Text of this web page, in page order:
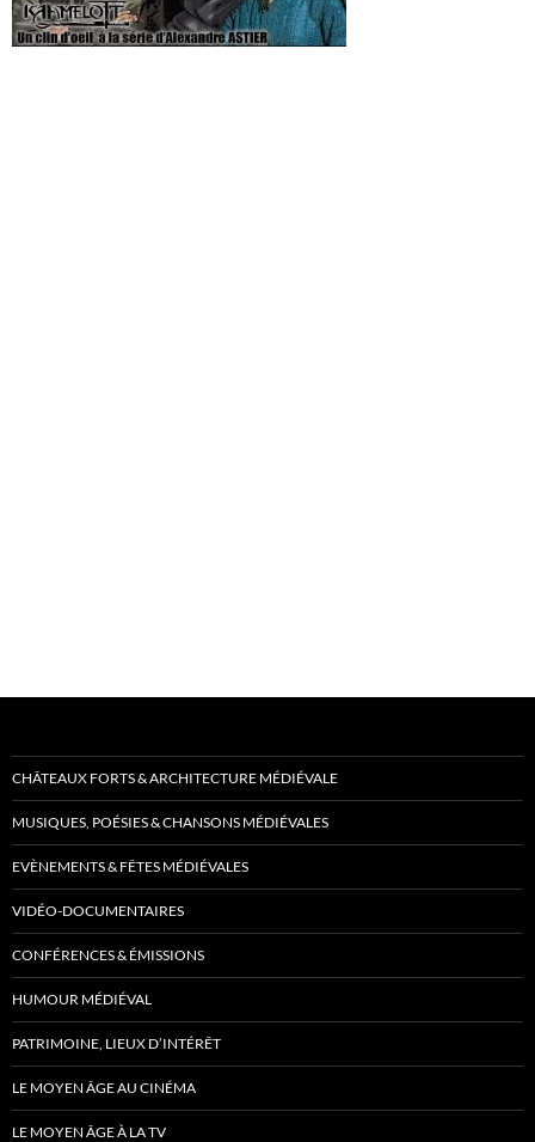
CHÂTEAUX FORTS & ARCHITECTURE MÉDIÉVALE
MUSIQUES, POÉSIES & CHANSONS MÉDIÉVALES
EVÈNEMENTS & FÊTES MÉDIÉVALES
VIDÉO-DOCUMENTAIRES
CONFÉRENCES & ÉMISSIONS
HUMOUR MÉDIÉVAL
PATRIMOINE, LIEUX D’INTÉRÊT
LE MOYEN ÂGE AU CINÉMA
LE MOYEN ÂGE À LA TV